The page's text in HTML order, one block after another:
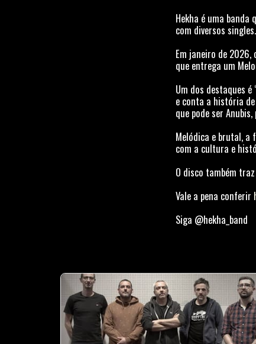
Hekha é uma
com diversos singles.
Em janeiro de
que entrega um
Um dos destaques
e conta a história
que pode ser
Melódica e brutal, a
com a cultura e
O disco também traz
Vale a pena conferir
Siga @hekha_band